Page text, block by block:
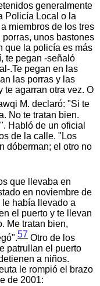
generalmente
Policía Local o la
miembros de los tres
unos bastones
que la policía es más
te pegan -señaló
.Te pegan en las
las porras y las
te agarran otra vez. O
M. declaró: "Si te
No te tratan bien.
Habló de un oficial
de la calle. "Los
dóberman; el otro no
que llevaba en
en noviembre de
había llevado a
el puerto y te llevan
Me tratan bien,
57 Otro de los
patrullan el puerto
a niños.
le rompió el brazo
de 2001: